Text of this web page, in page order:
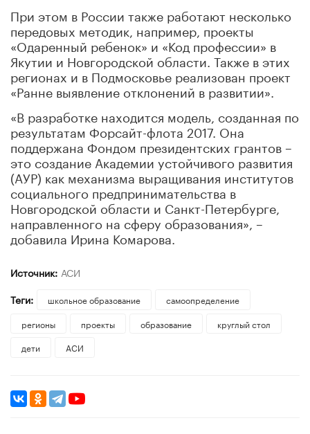
При этом в России также работают несколько
передовых методик, например, проекты
«Одаренный ребенок» и «Код профессии» в
Якутии и Новгородской области. Также в этих
регионах и в Подмосковье реализован проект
«Ранне выявление отклонений в развитии».
«В разработке находится модель, созданная по
результатам Форсайт-флота 2017. Она
поддержана Фондом президентских грантов –
это создание Академии устойчивого развития
(АУР) как механизма выращивания институтов
социального предпринимательства в
Новгородской области и Санкт-Петербурге,
направленного на сферу образования», –
добавила Ирина Комарова.
Источник: АСИ
Теги:
школьное образование
самоопределение
регионы
проекты образование
круглый стол
дети
АСИ